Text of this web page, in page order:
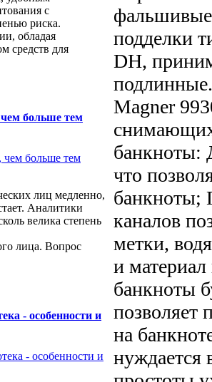
с
риска.
обладая
средств для
больше тем
лиц медленно,
Аналитики
велика степень
лица. Вопрос
- особенности и
подделки
DH,
Magner
банкноты:
что
банкноты;
каналов
метки,
и материал
банкноты
позволяет
на
нуждается